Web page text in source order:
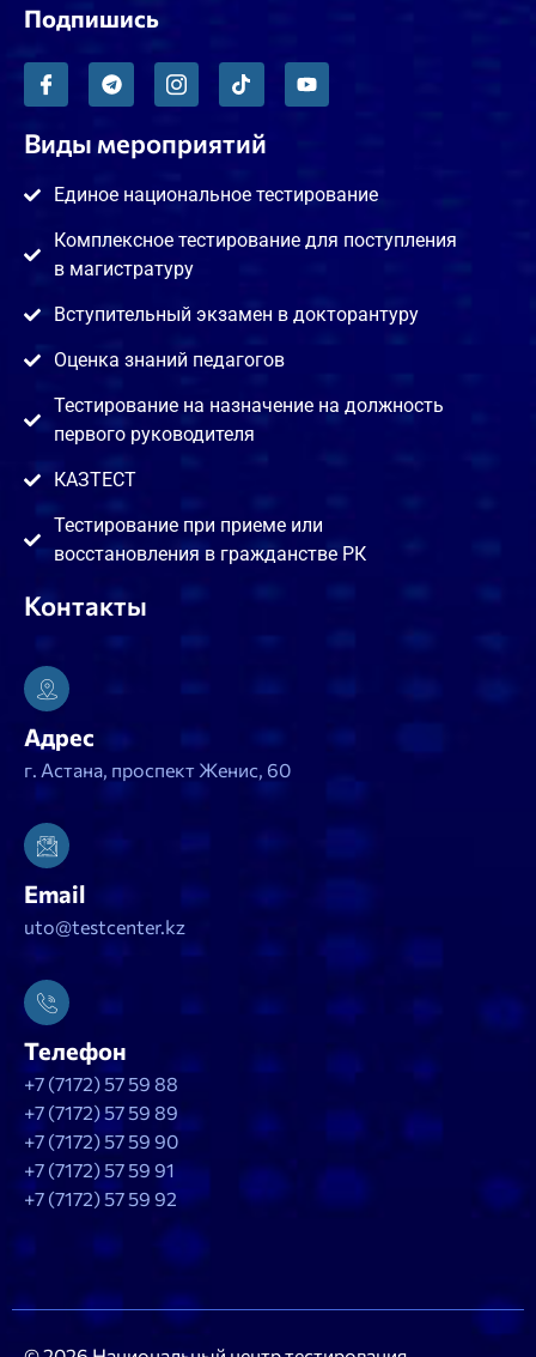
Подпишись
Виды мероприятий
Единое национальное тестирование
Комплексное тестирование для поступления
в магистратуру
Вступительный экзамен в докторантуру
Оценка знаний педагогов
Тестирование на назначение на должность
первого руководителя
КАЗТЕСТ
Тестирование при приеме или
восстановления в гражданстве РК
Контакты
Адрес
г. Астана, проспект Женис, 60
Email
uto@testcenter.kz
Телефон
+7 (7172) 57 59 88
+7 (7172) 57 59 89
+7 (7172) 57 59 90
+7 (7172) 57 59 91
+7 (7172) 57 59 92